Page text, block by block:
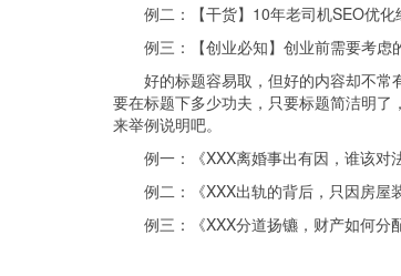
例二：【干货】10年老司机SEO优
例三：【创业必知】创业前需要考虑
好的标题容易取，但好的内容却不
要在标题下多少功夫，只要标题简洁明
来举例说明吧。
例一：《XXX离婚事出有因，谁该对
例二：《XXX出轨的背后，只因房屋
例三：《XXX分道扬镳，财产如何分